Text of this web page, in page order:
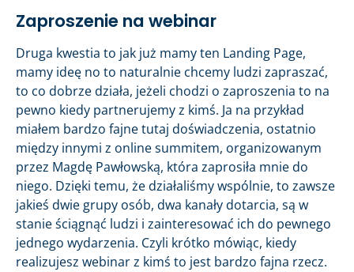
Zaproszenie na webinar
Druga kwestia to jak już mamy ten Landing Page,
mamy ideę no to naturalnie chcemy ludzi zapraszać,
to co dobrze działa, jeżeli chodzi o zaproszenia to na
pewno kiedy partnerujemy z kimś. Ja na przykład
miałem bardzo fajne tutaj doświadczenia, ostatnio
między innymi z online summitem, organizowanym
przez Magdę Pawłowską, która zaprosiła mnie do
niego. Dzięki temu, że działaliśmy wspólnie, to zawsze
jakieś dwie grupy osób, dwa kanały dotarcia, są w
stanie ściągnąć ludzi i zainteresować ich do pewnego
jednego wydarzenia. Czyli krótko mówiąc, kiedy
realizujesz webinar z kimś to jest bardzo fajna rzecz.